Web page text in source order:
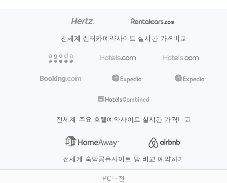
전세계 렌터카예약사이트 실시간 가격비교
전세계 주요 호텔예약사이트 실시간 가격비교
전세계 숙박공유사이트 방 비교 예약하기
PC버전